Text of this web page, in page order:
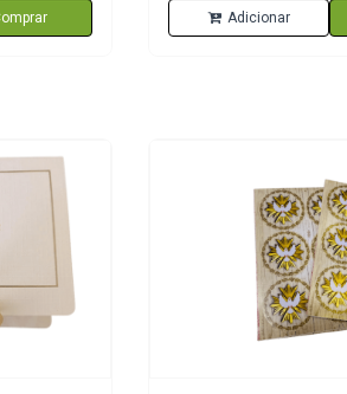
Adicionar